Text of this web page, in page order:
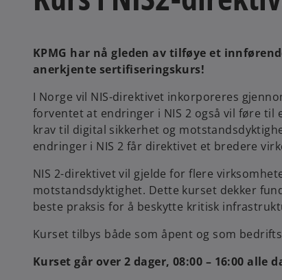
KPMG har nå gleden av tilføye et
anerkjente sertifiseringskurs!
I Norge vil NIS-direktivet inkorporeres
forventet at endringer i NIS 2 også vil føre til
krav til digital sikkerhet og
endringer i NIS 2 får direktivet et bredere
NIS 2-direktivet vil gjelde for flere
motstandsdyktighet. Dette kurset dekker
beste praksis for å beskytte kritisk
Kurset tilbys både som åpent og som
Kurset går over 2 dager, 08:00 – 16:00 alle